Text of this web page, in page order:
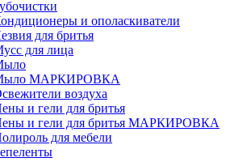
и ополаскиватели
для бритья
для лица
МАРКИРОВКА
воздуха
и гели для бритья
и гели для бритья МАРКИРОВКА
для мебели